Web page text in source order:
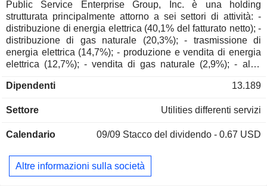
Public Service Enterprise Group, Inc. è una holding
strutturata principalmente attorno a sei settori di attività: -
distribuzione di energia elettrica (40,1% del fatturato netto); -
distribuzione di gas naturale (20,3%); - trasmissione di
energia elettrica (14,7%); - produzione e vendita di energia
elettrica (12,7%); - vendita di gas naturale (2,9%); - altro
Dipendenti
13.189
Settore Utilities differenti servizi
Calendario 09/09 Stacco del dividendo - 0.67 USD
Altre informazioni sulla società